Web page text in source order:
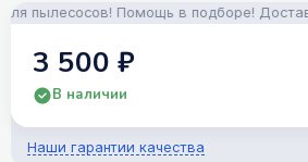
пылесосов! Помощь в подборе! Доставка!
3 500 ₽
В наличии
Наши гарантии качества